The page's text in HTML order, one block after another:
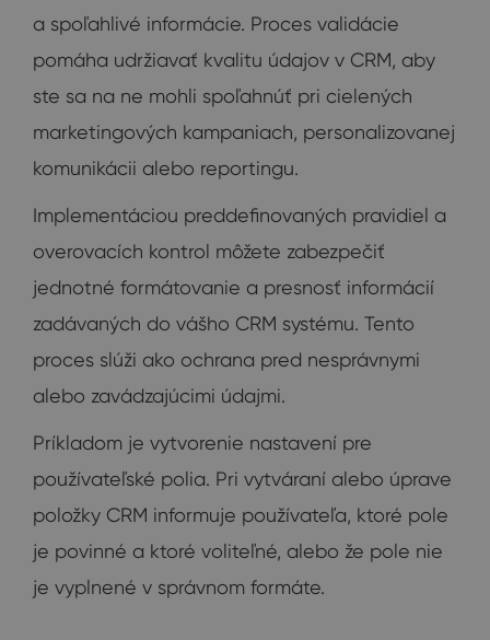
a spoľahlivé informácie. Proces validácie
pomáha udržiavať kvalitu údajov v CRM, aby
ste sa na ne mohli spoľahnúť pri cielených
marketingových kampaniach, personalizovanej
komunikácii alebo reportingu.
Implementáciou preddefinovaných pravidiel a
overovacích kontrol môžete zabezpečiť
jednotné formátovanie a presnosť informácií
zadávaných do vášho CRM systému. Tento
proces slúži ako ochrana pred nesprávnymi
alebo zavádzajúcimi údajmi.
Príkladom je vytvorenie nastavení pre
používateľské polia. Pri vytváraní alebo úprave
položky CRM informuje používateľa, ktoré pole
je povinné a ktoré voliteľné, alebo že pole nie
je vyplnené v správnom formáte.